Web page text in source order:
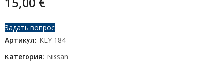
Задать вопрос
Артикул: KEY-184
Категория: Nissan